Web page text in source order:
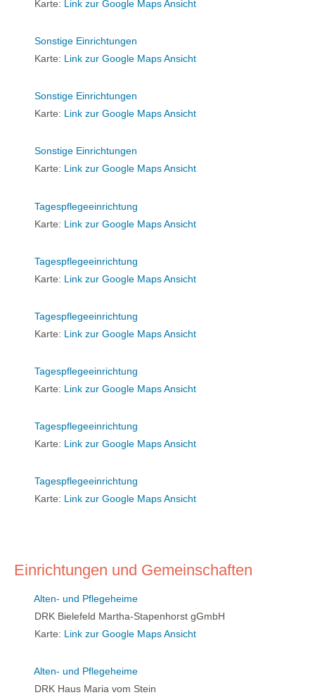
Karte: Link zur Google Maps Ansicht
Sonstige Einrichtungen
Karte: Link zur Google Maps Ansicht
Sonstige Einrichtungen
Karte: Link zur Google Maps Ansicht
Sonstige Einrichtungen
Karte: Link zur Google Maps Ansicht
Tagespflegeeinrichtung
Karte: Link zur Google Maps Ansicht
Tagespflegeeinrichtung
Karte: Link zur Google Maps Ansicht
Tagespflegeeinrichtung
Karte: Link zur Google Maps Ansicht
Tagespflegeeinrichtung
Karte: Link zur Google Maps Ansicht
Tagespflegeeinrichtung
Karte: Link zur Google Maps Ansicht
Tagespflegeeinrichtung
Karte: Link zur Google Maps Ansicht
Einrichtungen und Gemeinschaften
Alten- und Pflegeheime
DRK Bielefeld Martha-Stapenhorst gGmbH
Karte: Link zur Google Maps Ansicht
Alten- und Pflegeheime
DRK Haus Maria vom Stein